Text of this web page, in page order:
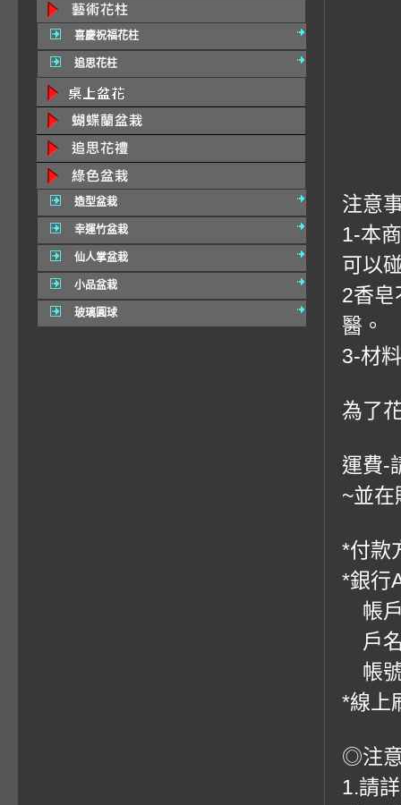
喜慶祝福花柱
追思花柱
造型盆栽
幸運竹盆栽
仙人掌盆栽
小品盆栽
玻璃圓球
注意
1-本
可以
2香皂
醫。
3-材
為了
運費-
~並在
*付款
*銀行
帳戶
戶
帳
*線上
◎注
1.請